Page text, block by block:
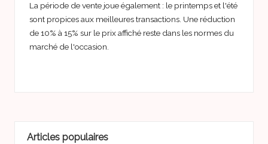
La période de vente joue également : le printemps et l'été
sont propices aux meilleures transactions. Une réduction
de 10% à 15% sur le prix affiché reste dans les normes du
marché de l'occasion.
Articles populaires